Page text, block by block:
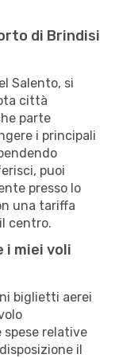
di Brindisi
Salento, si
città
parte
i principali
puoi
presso lo
una tariffa
centro.
i miei voli
biglietti aerei
relative
il